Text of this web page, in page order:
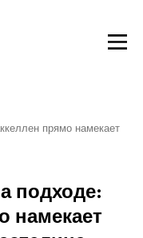
прямо намекает
подходе:
намекает